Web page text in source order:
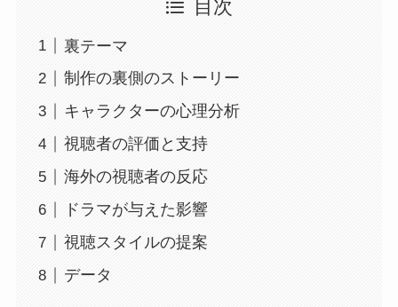
目次
裏テーマ
制作の裏側のストーリー
キャラクターの心理分析
視聴者の評価と支持
海外の視聴者の反応
ドラマが与えた影響
視聴スタイルの提案
データ